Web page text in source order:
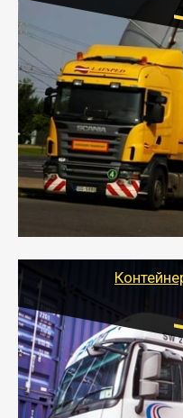
Цена за
- Перевозка техники и
осуществляется
перевозку (обычно 7-
- Тайгер Логистик в
качественно и
грузы по всей России
другим транспортом
Цена за